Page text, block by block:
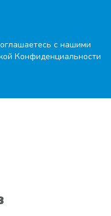
с нашими
Конфиденциальности